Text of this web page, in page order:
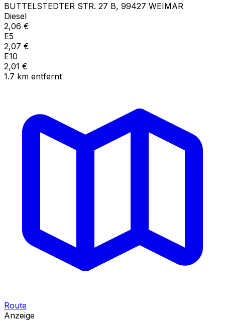
BUTTELSTEDTER STR. 27 B, 99427 WEIMAR
Diesel
2,06 €
E5
2,07 €
E10
2,01 €
1.7 km entfernt
Route
Anzeige